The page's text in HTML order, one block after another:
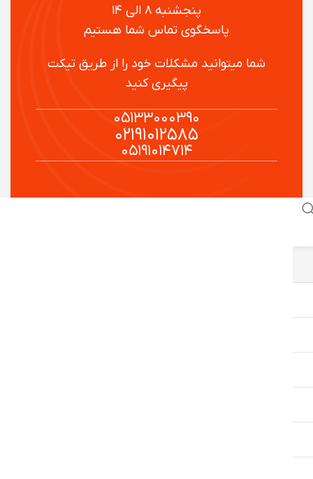
پنجشنبه ۸ الی ۱۴
پاسخگوی تماس شما هستیم
شما میتوانید مشکلات خود را از طریق تیکت
پیگیری کنید
۰۵۱۳۳۰۰۰۳۹۰
۰۲۱۹۱۰۱۲۵۸۵
۰۵۱۹۱۰۱۴۷۱۴